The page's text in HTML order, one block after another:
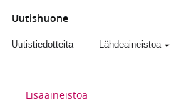
Uutishuone
Uutistiedotteita Lähdeaineistoa
Lisäaineistoa